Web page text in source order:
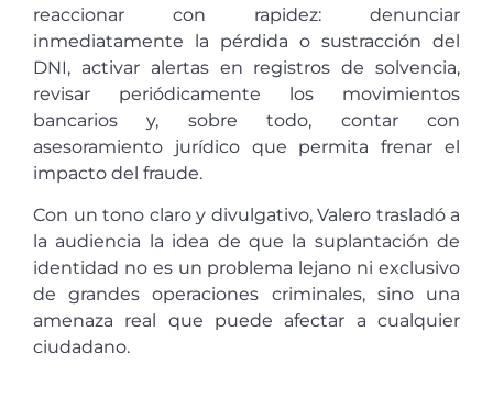
reaccionar con rapidez: denunciar
inmediatamente la pérdida o sustracción del
DNI, activar alertas en registros de solvencia,
revisar periódicamente los movimientos
bancarios y, sobre todo, contar con
asesoramiento jurídico que permita frenar el
impacto del fraude.
Con un tono claro y divulgativo, Valero trasladó a
la audiencia la idea de que la suplantación de
identidad no es un problema lejano ni exclusivo
de grandes operaciones criminales, sino una
amenaza real que puede afectar a cualquier
ciudadano.